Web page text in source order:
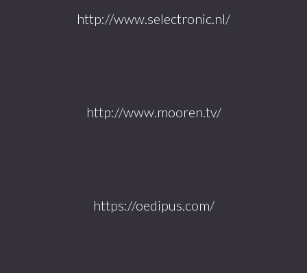
http://www.selectronic.nl/
http://www.mooren.tv/
https://oedipus.com/